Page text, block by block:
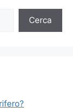
Cerca